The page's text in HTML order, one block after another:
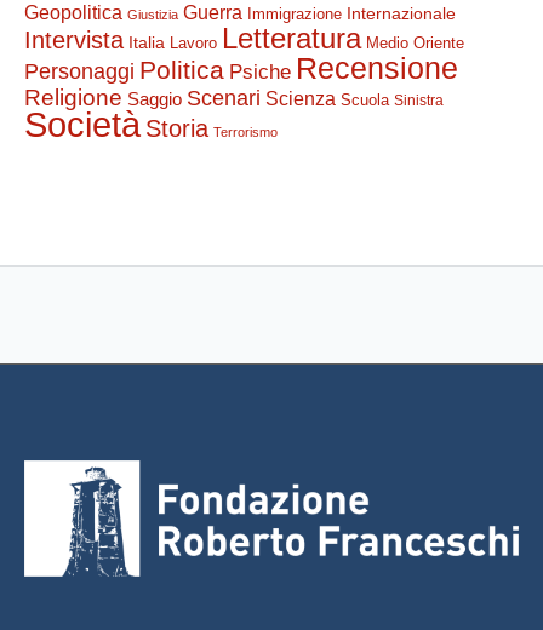
Geopolitica Giustizia Guerra Immigrazione Internazionale
Intervista Italia Lavoro Letteratura Medio Oriente
Personaggi Politica Psiche Recensione
Religione Saggio Scenari Scienza Scuola Sinistra
Società Storia Terrorismo